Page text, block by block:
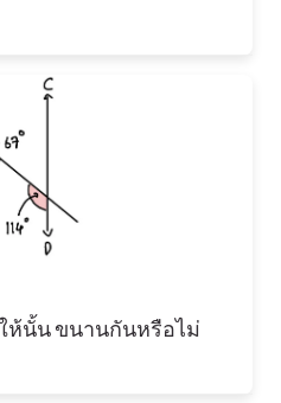
ห้นั้น ขนานกันหรือไม่